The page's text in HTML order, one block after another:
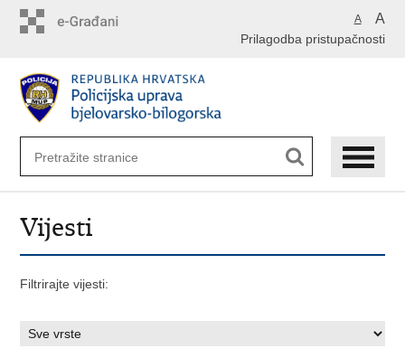
A A
Prilagodba pristupačnosti
Vijesti
Filtrirajte vijesti: